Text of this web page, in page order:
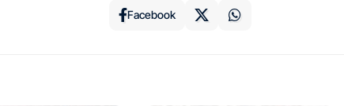
Facebook